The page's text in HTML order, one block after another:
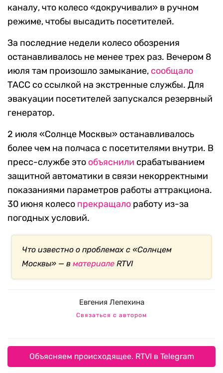
каналу, что колесо «докручивали» в ручном
режиме, чтобы высадить посетителей.
За последние недели колесо обозрения
останавливалось не менее трех раз. Вечером 8
июля там произошло замыкание, сообщало
ТАСС со ссылкой на экстренные службы. Для
эвакуации посетителей запускался резервный
генератор.
2 июля «Солнце Москвы» останавливалось
более чем на полчаса с посетителями внутри. В
пресс-службе это объяснили срабатыванием
защитной автоматики в связи некорректными
показаниями параметров работы аттракциона.
30 июня колесо прекращало работу из-за
погодных условий.
Что известно о проблемах с «Солнцем
Москвы» — вматериале RTVI
Евгения Лепехина
Связаться с автором
Объясняем происходящее. RTVI в Telegram